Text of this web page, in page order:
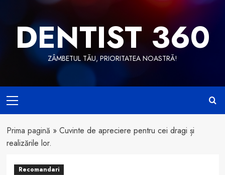
contentDENTIST 360
ZÂMBETUL TĂU, PRIORITATEA NOASTRĂ!
Menu
Prima pagină » Cuvinte de apreciere pentru cei dragi și
realizările lor.
Recomandari